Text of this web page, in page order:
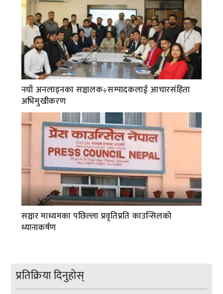
नयाँ अनलाइनका सञ्चालक÷सम्पादकलाई आचारसंहिता
अभिमुखीकरण
सञ्चार माध्यमका पछिल्ला प्रवृतिप्रति काउन्सिलको
ध्यानाकर्षण
प्रतिक्रिया दिनुहोस्